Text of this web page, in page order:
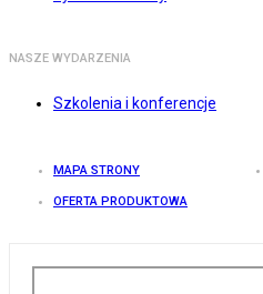
NASZE WYDARZENIA
Szkolenia i konferencje
MAPA STRONY
OFERTA PRODUKTOWA